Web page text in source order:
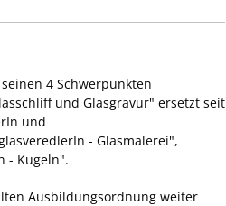
4 Schwerpunkten
und Glasgravur" ersetzt seit
und
- Glasmalerei",
- Kugeln".
Ausbildungsordnung weiter